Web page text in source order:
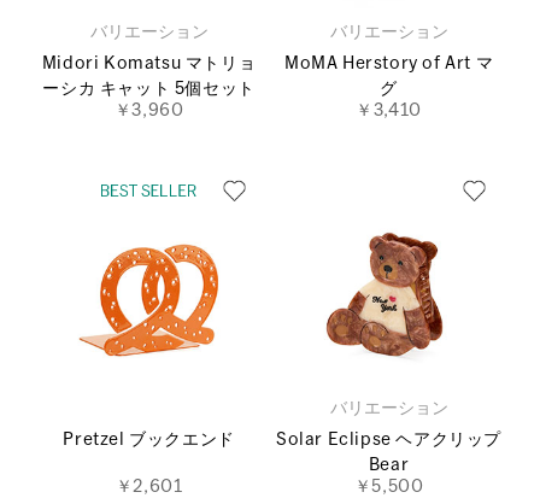
バリエーション
Midori Komatsu マトリョ
ーシカ キャット 5個セット
￥3,960
バリエーション
MoMA Herstory of Art マ
グ
￥3,410
Pretzel ブックエンド
￥2,601
バリエーション
Solar Eclipse ヘアクリップ
Bear
￥5,500